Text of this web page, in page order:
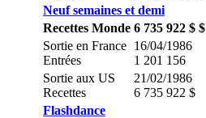
Neuf semaines et demi
Recettes Monde 6 735 922 $ $
Sortie en France
Entrées
16/04/1986
1 201 156
Sortie aux US
Recettes
21/02/1986
6 735 922 $
Flashdance